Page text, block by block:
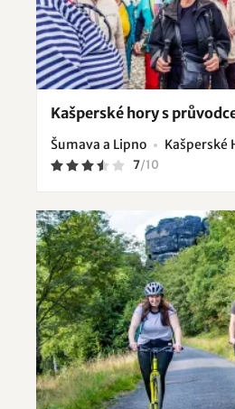
Kašperské hory s
Šumava a Lipno Kašperské
7/10